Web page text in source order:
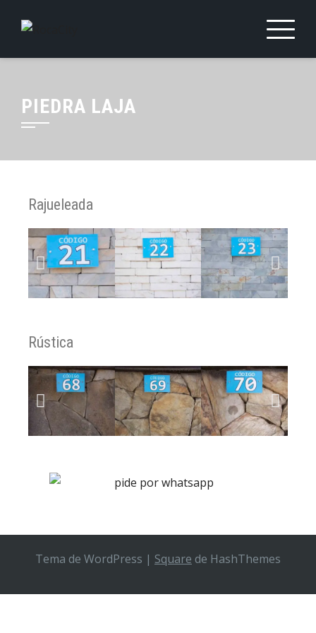
PIEDRA LAJA
Rajueleada
Rústica
Tema de WordPress | Square de HashThemes